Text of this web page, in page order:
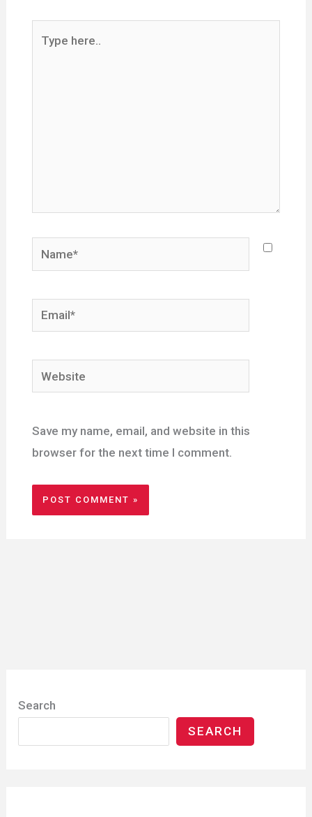
Name*
Email*
Website
Save my name, email, and website in this
browser for the next time I comment.
Search
SEARCH